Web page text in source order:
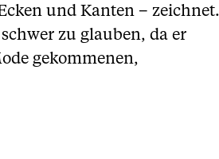
und Kanten – zeichnet.
zu glauben, da er
gekommenen,